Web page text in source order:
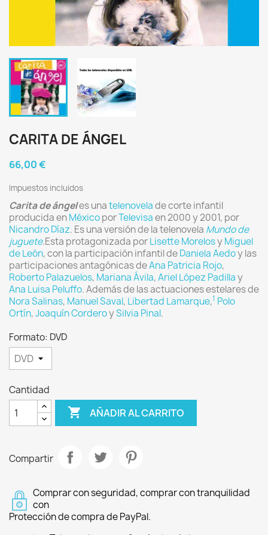
CARITA DE ÁNGEL
66,00 €
Impuestos incluidos
Carita de ángeles unatelenovelade corte infantil
producida enMéxicoporTelevisaen 2000 y 2001, por
Nicandro Díaz. Es una versión de la telenovela Mundo de
juguete.Esta protagonizada porLisette MorelosyMiguel
de León, con la participación infantil deDaniela Aedoy las
participaciones antagónicas deAna Patricia Rojo,
Roberto Palazuelos, Mariana Ávila,Ariel López Padillay
Ana Luisa Peluffo. Además de las actuaciones estelares de
Nora Salinas, Manuel Saval, Libertad Lamarque,1 Polo
Ortín,Joaquín CorderoySilvia Pinal.
Formato: DVD
Cantidad
 AÑADIR AL CARRITO
Compartir
Comprar con seguridad, comprar con tranquilidad
con
Protección de compra de PayPal.